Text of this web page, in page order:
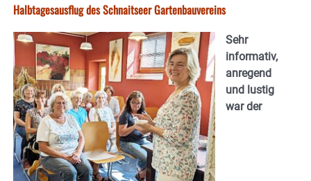
Halbtagesausflug des Schnaitseer Gartenbauvereins
Sehr
informativ,
anregend
und lustig
war der